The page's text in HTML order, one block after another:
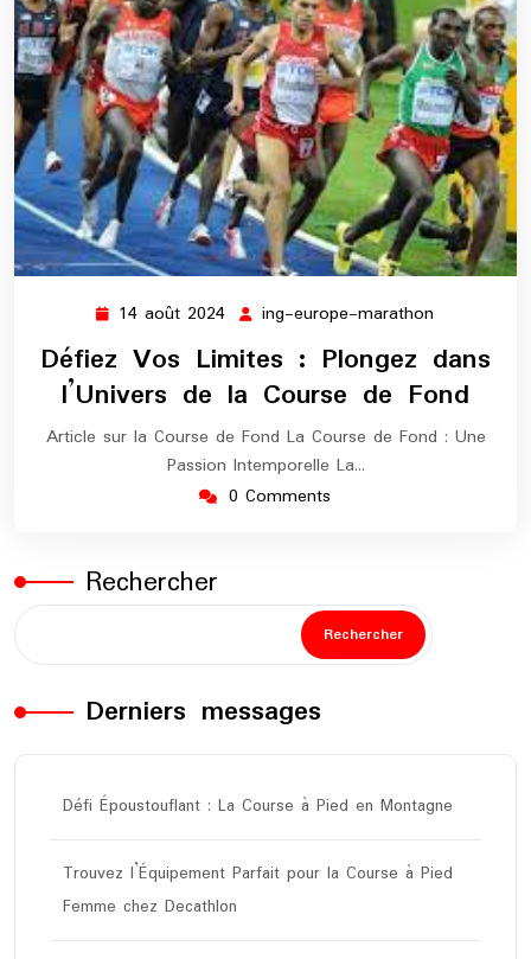
14 août 2024 14
août
2024
ing-europe-marathon
europe-
marathon
Défiez Vos Limites : Plongez dans
l’Univers de la Course de Fond
Article sur la Course de Fond La Course de Fond : Une
Passion Intemporelle La…
0 Comments
Rechercher
Rechercher
Derniers messages
Défi Époustouflant : La Course à Pied en Montagne
Trouvez l’Équipement Parfait pour la Course à Pied
Femme chez Decathlon